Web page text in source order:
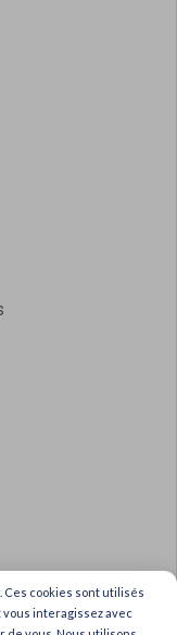
cookies sont utilisés
interagissez avec